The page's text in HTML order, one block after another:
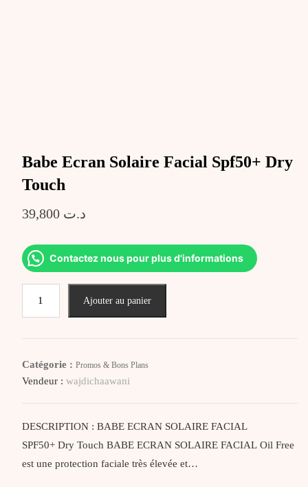
Babe Ecran Solaire Facial Spf50+ Dry
Touch
د.ت 39,800
Contactez nous pour plus d'informations
Touch
Ajouter au panier
Catégorie : Promos & Bons Plans
Vendeur : wajdichaawani
DESCRIPTION : BABE ECRAN SOLAIRE FACIAL
SPF50+ Dry Touch BABE ECRAN SOLAIRE FACIAL Oil Free
est une protection faciale très élevée et…